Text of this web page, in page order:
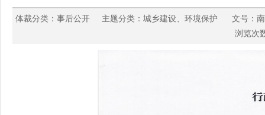
体裁分类：事后公开 主题分类：城乡建设、环境保护 文号：
浏览次